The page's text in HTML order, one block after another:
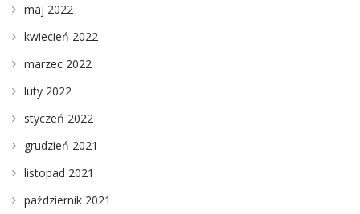
maj 2022
kwiecień 2022
marzec 2022
luty 2022
styczeń 2022
grudzień 2021
listopad 2021
październik 2021